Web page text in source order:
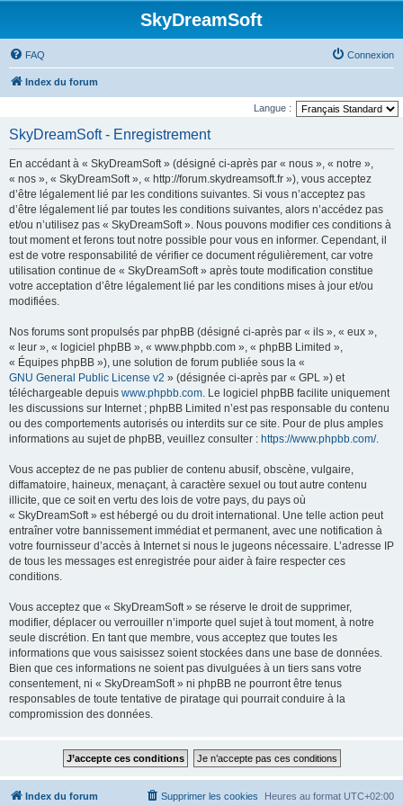
SkyDreamSoft
FAQ Connexion
Index du forum
Langue :
SkyDreamSoft - Enregistrement
En accédant à « SkyDreamSoft » (désigné ci-après par « nous », « notre »,
« nos », « SkyDreamSoft », « http://forum.skydreamsoft.fr »), vous acceptez
d’être légalement lié par les conditions suivantes. Si vous n’acceptez pas
d’être légalement lié par toutes les conditions suivantes, alors n’accédez pas
et/ou n’utilisez pas « SkyDreamSoft ». Nous pouvons modifier ces conditions à
tout moment et ferons tout notre possible pour vous en informer. Cependant, il
est de votre responsabilité de vérifier ce document régulièrement, car votre
utilisation continue de « SkyDreamSoft » après toute modification constitue
votre acceptation d’être légalement lié par les conditions mises à jour et/ou
modifiées.
Nos forums sont propulsés par phpBB (désigné ci-après par « ils », « eux »,
« leur », « logiciel phpBB », « www.phpbb.com », « phpBB Limited »,
« Équipes phpBB »), une solution de forum publiée sous la «
GNU General Public License v2 » (désignée ci-après par « GPL ») et
téléchargeable depuis www.phpbb.com. Le logiciel phpBB facilite uniquement
les discussions sur Internet ; phpBB Limited n’est pas responsable du contenu
ou des comportements autorisés ou interdits sur ce site. Pour de plus amples
informations au sujet de phpBB, veuillez consulter : https://www.phpbb.com/.
Vous acceptez de ne pas publier de contenu abusif, obscène, vulgaire,
diffamatoire, haineux, menaçant, à caractère sexuel ou tout autre contenu
illicite, que ce soit en vertu des lois de votre pays, du pays où
« SkyDreamSoft » est hébergé ou du droit international. Une telle action peut
entraîner votre bannissement immédiat et permanent, avec une notification à
votre fournisseur d’accès à Internet si nous le jugeons nécessaire. L’adresse IP
de tous les messages est enregistrée pour aider à faire respecter ces
conditions.
Vous acceptez que « SkyDreamSoft » se réserve le droit de supprimer,
modifier, déplacer ou verrouiller n’importe quel sujet à tout moment, à notre
seule discrétion. En tant que membre, vous acceptez que toutes les
informations que vous saisissez soient stockées dans une base de données.
Bien que ces informations ne soient pas divulguées à un tiers sans votre
consentement, ni « SkyDreamSoft » ni phpBB ne pourront être tenus
responsables de toute tentative de piratage qui pourrait conduire à la
compromission des données.
Index du forum Heures au format UTC+02:00
Supprimer les cookies